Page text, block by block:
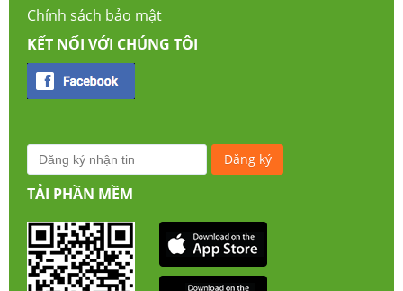
Chính sách bảo mật
KẾT NỐI VỚI CHÚNG TÔI
TẢI PHẦN MỀM